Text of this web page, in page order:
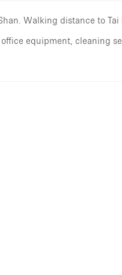
Walking distance to
equipment, cleaning